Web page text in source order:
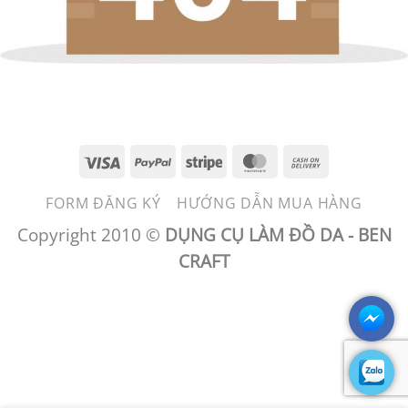
Visa PayPalStripe MasterCard
Delivery
FORM ĐĂNG KÝ HƯỚNG DẪN MUA HÀNG
Copyright 2010 © DỤNG CỤ LÀM ĐỒ DA - BEN
CRAFT